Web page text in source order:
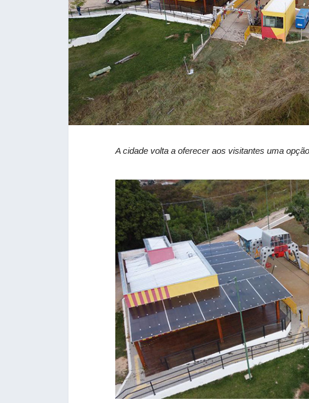
A cidade volta a oferecer aos visitantes uma